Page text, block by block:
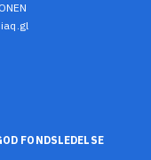
FONDSLEDELSE